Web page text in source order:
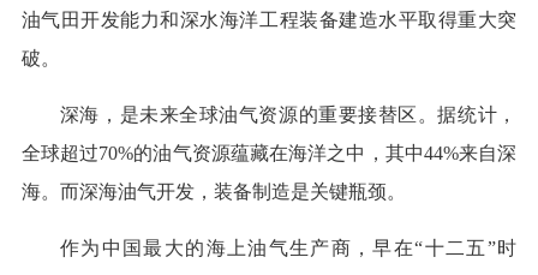
油气田开发能力和深水海洋工程装备建造水平取得重大突
破。
深海，是未来全球油气资源的重要接替区。据统计，
全球超过70%的油气资源蕴藏在海洋之中，其中44%来自深
海。而深海油气开发，装备制造是关键瓶颈。
作为中国最大的海上油气生产商，早在“十二五”时